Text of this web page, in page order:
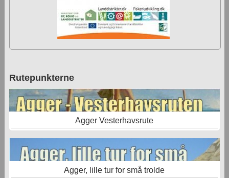
Rutepunkterne
Agger Vesterhavsrute
Agger, lille tur for små trolde